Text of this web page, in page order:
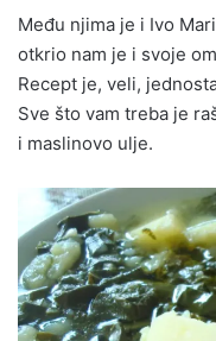
Među njima je i Ivo
otkrio nam je i svoje
Recept je, veli,
Sve što vam treba je
i maslinovo ulje.